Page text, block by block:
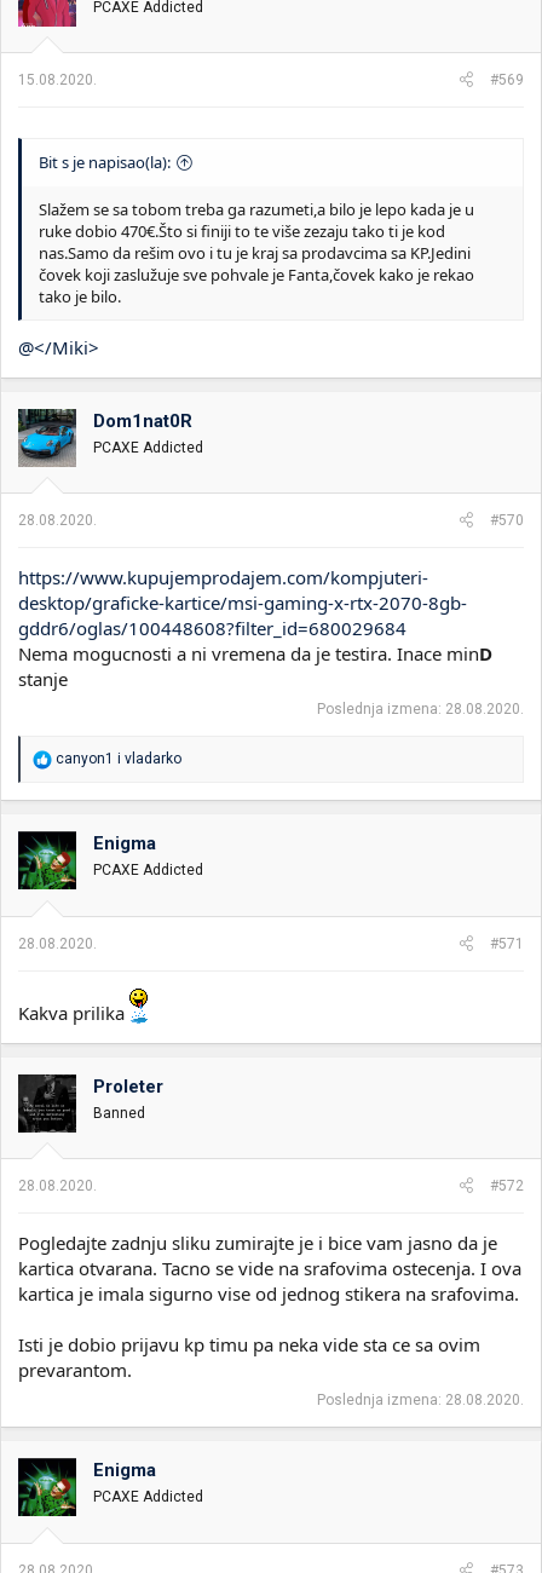
PCAXE Addicted
15.08.2020. #569
Bit s je napisao(la):
Slažem se sa tobom treba ga razumeti,a bilo je lepo kada je u
ruke dobio 470€.Što si finiji to te više zezaju tako ti je kod
nas.Samo da rešim ovo i tu je kraj sa prodavcima sa KP.Jedini
čovek koji zaslužuje sve pohvale je Fanta,čovek kako je rekao
tako je bilo.
@</Miki>
Dom1nat0R
PCAXE Addicted
28.08.2020. #570
https://www.kupujemprodajem.com/kompjuteri-
desktop/graficke-kartice/msi-gaming-x-rtx-2070-8gb-
gddr6/oglas/100448608?filter_id=680029684
Nema mogucnosti a ni vremena da je testira. Inace minD
stanje
Poslednja izmena: 28.08.2020.
R
a
o
v
a
n
:
canyon1 i vladarko
Enigma
PCAXE Addicted
28.08.2020. #571
Kakva prilika
Proleter
Banned
28.08.2020. #572
Pogledajte zadnju sliku zumirajte je i bice vam jasno da je
kartica otvarana. Tacno se vide na srafovima ostecenja. I ova
kartica je imala sigurno vise od jednog stikera na srafovima.
Isti je dobio prijavu kp timu pa neka vide sta ce sa ovim
prevarantom.
Poslednja izmena: 28.08.2020.
Enigma
PCAXE Addicted